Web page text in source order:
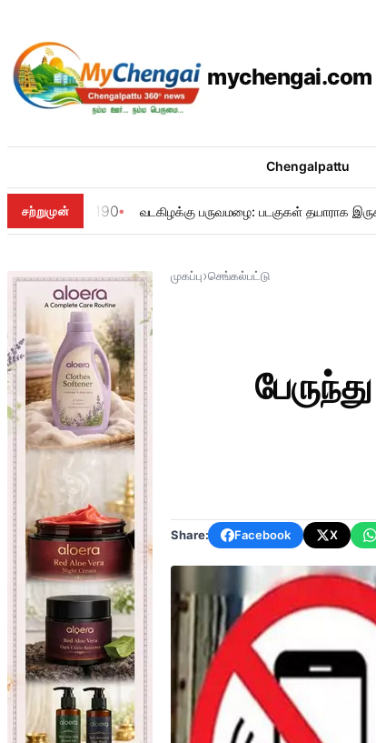
mychengai.com
Chengalpattu
சற்றுமுன் 190 வடகிழக்கு பருவமழை: படகுகள் தயாராக
முகப்பு›செங்கல்பட்டு
Share: Facebook X